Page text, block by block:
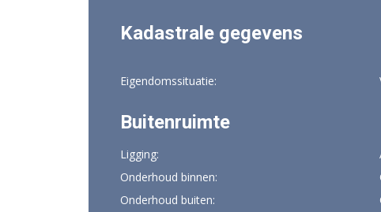
Kadastrale gegevens
Eigendomssituatie:
Buitenruimte
Ligging:
Onderhoud binnen:
Onderhoud buiten: